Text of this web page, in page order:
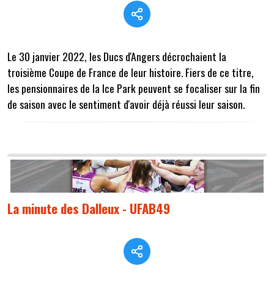
Le 30 janvier 2022, les Ducs d'Angers décrochaient la
troisième Coupe de France de leur histoire. Fiers de ce titre,
les pensionnaires de la Ice Park peuvent se focaliser sur la fin
de saison avec le sentiment d'avoir déjà réussi leur saison.
La minute des Dalleux - UFAB49